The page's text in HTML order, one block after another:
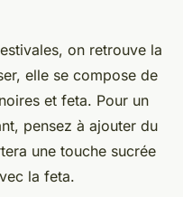
on retrouve la
elle se compose de
et feta. Pour un
pensez à ajouter du
une touche sucrée
la feta.